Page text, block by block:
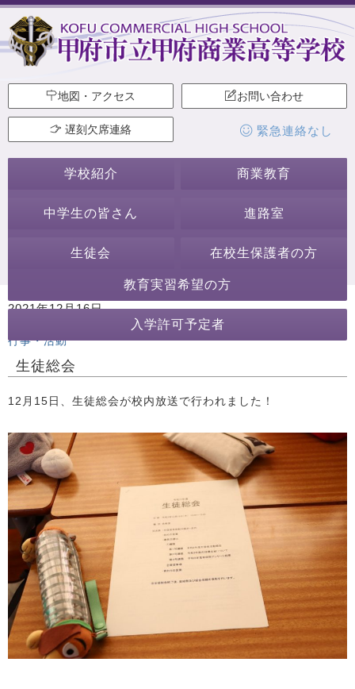
地図・アクセス お問い合わせ
遅刻欠席連絡 緊急連絡なし
学校紹介 商業教育
中学生の皆さん 進路室
生徒会 在校生保護者の方
教育実習希望の方
入学許可予定者
2021年12月16日
生徒会本部 行事・活動 生徒会・部活動
行事・活動
生徒総会
12月15日、生徒総会が校内放送で行われました！